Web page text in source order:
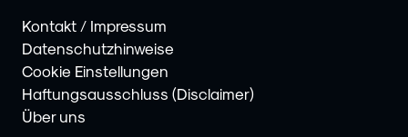
Kontakt / Impressum
Datenschutzhinweise
Cookie Einstellungen
Haftungsausschluss (Disclaimer)
Über uns